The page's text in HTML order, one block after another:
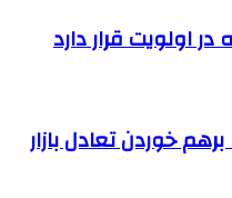
اولویت قرار دارد
خوردن تعادل بازار